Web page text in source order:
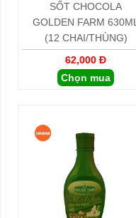
SỐT CHOCOLA
GOLDEN FARM 630ML
(12 CHAI/THÙNG)
62,000 Đ
Chọn mua